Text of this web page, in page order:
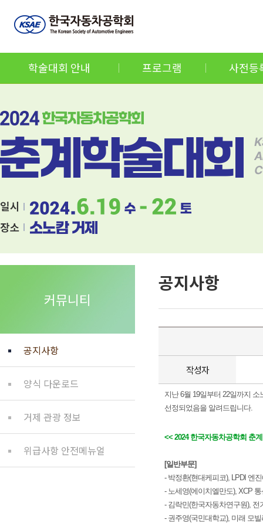
학술대회 안내 프로그램 사전등
공지사항
커뮤니티
공지사항
양식 다운로드
거제 관광 정보
위급사항 안전메뉴얼
작성자
지난 6월 19일부터 22일까지
선정되었음을 알려드립니다.
<< 2024 한국자동차공학회 춘
[일반부문]
- 박정환(현대케피코), LPDI 엔
- 노세영(에이치엘만도), XCP
- 김락민(한국자동차연구원),
- 권주영(국민대학교), 미래 모